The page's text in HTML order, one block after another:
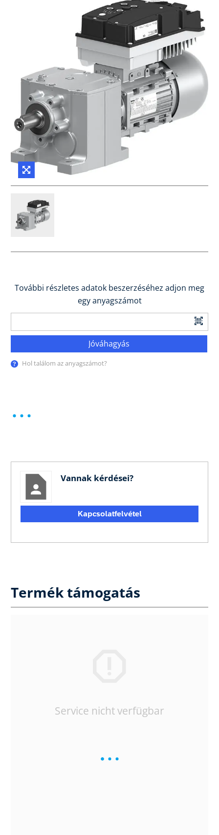
További részletes adatok beszerzéséhez adjon meg
egy anyagszámot
Jóváhagyás
Hol találom az anyagszámot?
Vannak kérdései?
Kapcsolatfelvétel
Termék támogatás
Service nicht verfügbar